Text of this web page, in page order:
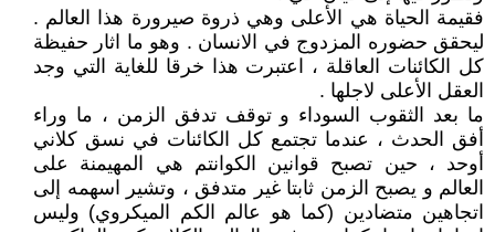
فقيمة الحياة هي الأعلى وهي ذروة صيرورة هذا العالم .
ليحقق حضوره المزدوج في الانسان . وهو ما اثار حفيظة
كل الكائنات العاقلة ، اعتبرت هذا خرقا للغاية التي وجد
العقل الأعلى لاجلها .
ما بعد الثقوب السوداء و توقف تدفق الزمن ، ما وراء
أفق الحدث ، عندما تجتمع كل الكائنات في نسق كلاني
أوحد ، حين تصبح قوانين الكوانتم هي المهيمنة على
العالم و يصبح الزمن ثابتا غير متدفق ، وتشير اسهمه إلى
اتجاهين متضادين (كما هو عالم الكم الميكروي) وليس